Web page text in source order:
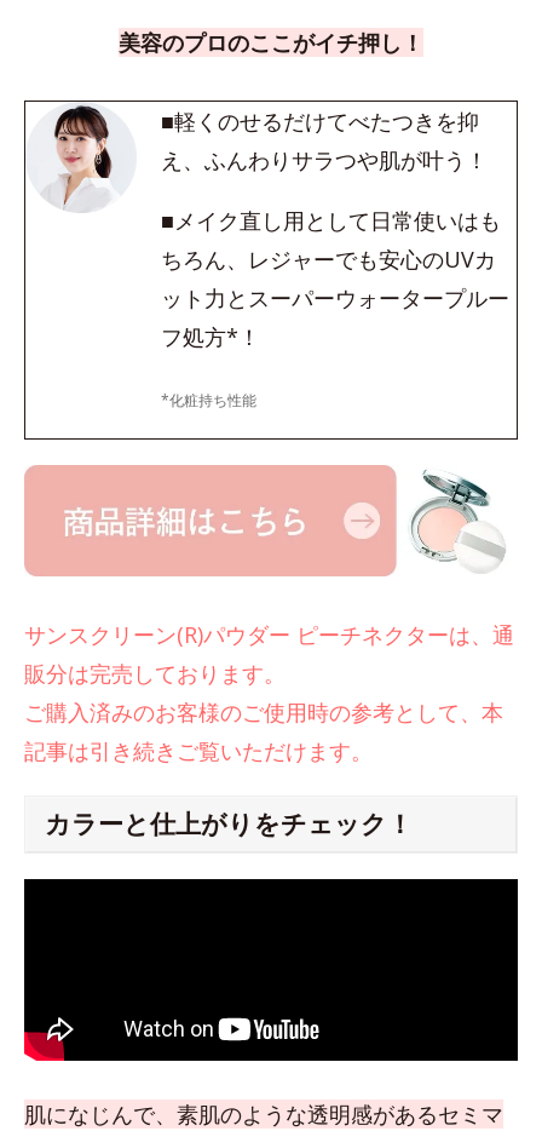
美容のプロのここがイチ押し！
■軽くのせるだけてべたつきを抑
え、ふんわりサラつや肌が叶う！
■メイク直し用として日常使いはも
ちろん、レジャーでも安心のUVカ
ット力とスーパーウォータープルー
フ処方*！
*化粧持ち性能
サンスクリーン(R)パウダー ピーチネクターは、通
販分は完売しております。
ご購入済みのお客様のご使用時の参考として、本
記事は引き続きご覧いただけます。
カラーと仕上がりをチェック！
肌になじんで、素肌のような透明感があるセミマ